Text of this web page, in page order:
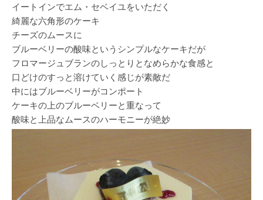
イートインでエム・セベイユをいただく
綺麗な六角形のケーキ
チーズのムースに
ブルーベリーの酸味というシンプルなケーキだが
フロマージュブランのしっとりとなめらかな食感と
口どけのすっと溶けていく感じが素敵だ
中にはブルーベリーがコンポート
ケーキの上のブルーベリーと重なって
酸味と上品なムースのハーモニーが絶妙